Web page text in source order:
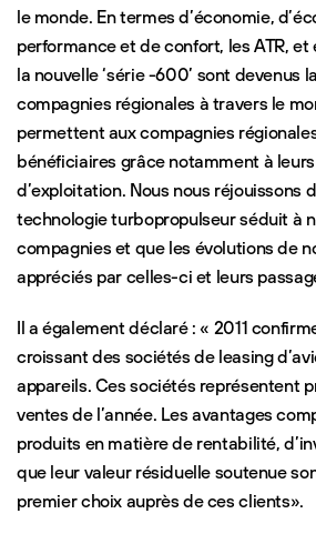
le monde. En termes d’économie,
performance et de confort, les ATR,
la nouvelle ‘série -600’ sont devenus
compagnies régionales à travers le
permettent aux compagnies
bénéficiaires grâce notamment à
d’exploitation. Nous nous réjouissons
technologie turbopropulseur séduit à
compagnies et que les évolutions de
appréciés par celles-ci et leurs
Il a également déclaré : « 2011
croissant des sociétés de leasing
appareils. Ces sociétés représentent
ventes de l’année. Les avantages
produits en matière de rentabilité,
que leur valeur résiduelle soutenue
premier choix auprès de ces clients».